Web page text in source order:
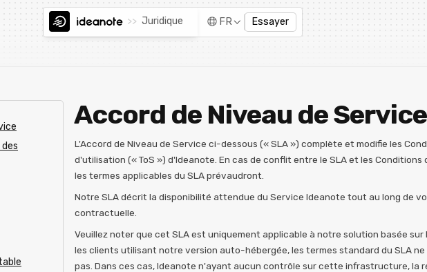
>> Juridique FR Essayer
Accord de Niveau de Service
L'Accord de Niveau de Service ci-dessous (« SLA ») complète et modifie les
d'utilisation (« ToS ») d'Ideanote. En cas de conflit entre le SLA et les Conditions
les termes applicables du SLA prévaudront.
Notre SLA décrit la disponibilité attendue du Service Ideanote tout au long de
contractuelle.
Veuillez noter que cet SLA est uniquement applicable à notre solution basée sur
les clients utilisant notre version auto-hébergée, les termes standard du SLA
pas. Dans ces cas, Ideanote n'ayant aucun contrôle sur cette infrastructure, la